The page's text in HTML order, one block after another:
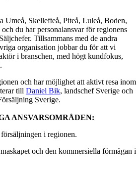
Umeå, Skellefteå, Piteå, Luleå, Boden,
du har personalansvar för regionens
Tillsammans med de andra
organisation jobbar du för att vi
i branschen, med högt kundfokus,
och har möjlighet att aktivt resa inom
till Daniel Bik, landschef Sverige och
Sverige.
ANSVARSOMRÅDEN:
i regionen.
och den kommersiella förmågan i